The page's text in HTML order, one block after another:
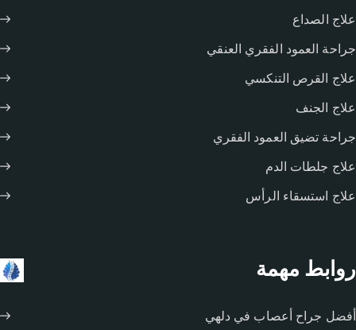
علاج الصداع
جراحة العمود الفقري العنقي
علاج القرص التنكسي
علاج الجنف
جراحة تضيق العمود الفقري
علاج جلطات الدم
علاج استسقاء الرأس
روابط مهمة
أفضل جراح أعصاب في دلهي